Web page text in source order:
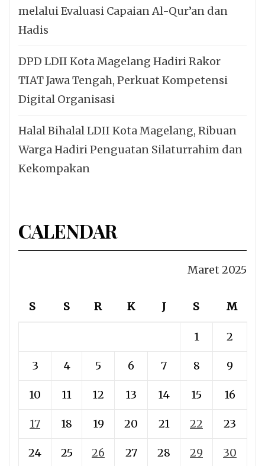
melalui Evaluasi Capaian Al-Qur’an dan
Hadis
DPD LDII Kota Magelang Hadiri Rakor
TIAT Jawa Tengah, Perkuat Kompetensi
Digital Organisasi
Halal Bihalal LDII Kota Magelang, Ribuan
Warga Hadiri Penguatan Silaturrahim dan
Kekompakan
CALENDAR
Maret 2025
S S R K J S M
1 2
3 4 5 6 7 8 9
10 11 12 13 14 15 16
17 18 19 20 21 22 23
24 25 26 27 28 29 30